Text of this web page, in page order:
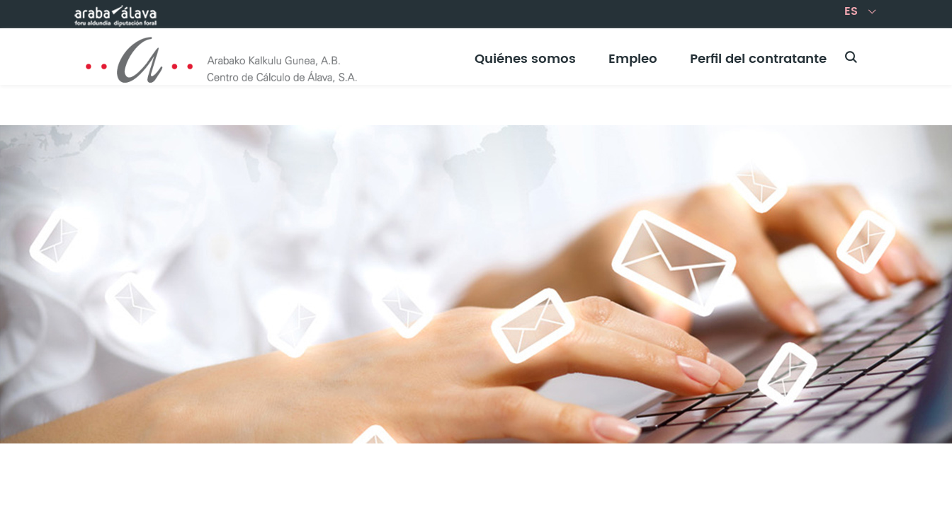
Saltar al contenido principal
Quiénes somos Empleo Perfil del contratante